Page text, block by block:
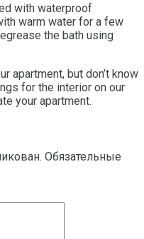
with waterproof
warm water for a few
the bath using
apartment, but don’t know
for the interior on our
your apartment.
Обязательные